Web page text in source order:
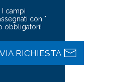
I campi
con *
obbligatori!